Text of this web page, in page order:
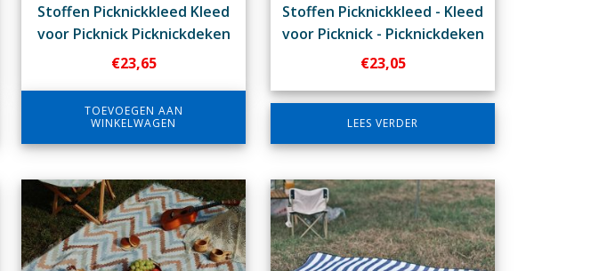
Stoffen Picknickkleed Kleed
voor Picknick Picknickdeken
€23,65
TOEVOEGEN AAN
WINKELWAGEN
Stoffen Picknickkleed - Kleed
voor Picknick - Picknickdeken
€23,05
LEES VERDER